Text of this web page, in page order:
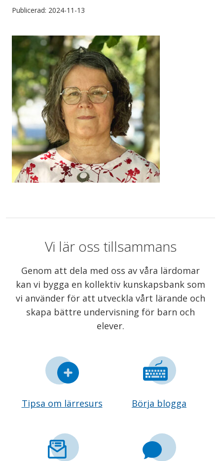
Publicerad: 2024-11-13
Vi lär oss tillsammans
Genom att dela med oss av våra lärdomar
kan vi bygga en kollektiv kunskapsbank som
vi använder för att utveckla vårt lärande och
skapa bättre undervisning för barn och
elever.
Tipsa om lärresurs Börja blogga